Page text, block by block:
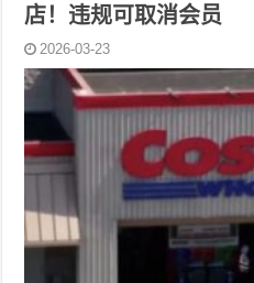
店！违规可取消会员
2026-03-23